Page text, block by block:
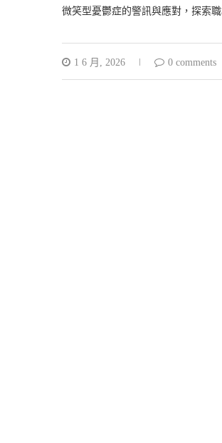
微笑型憂鬱症的警訊與應對，探索
1 6 月, 2026 0 comments